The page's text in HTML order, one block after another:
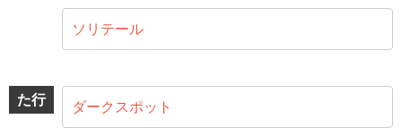
ソリテール
た行 ダークスポット